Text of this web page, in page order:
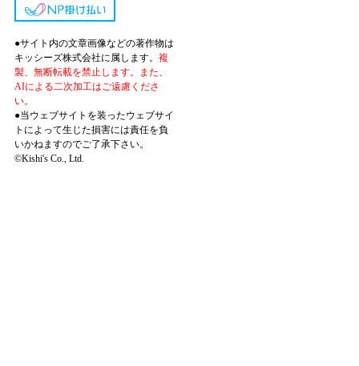
●サイト内の文章画像などの著作物は
キッシーズ株式会社に属します。 複
製、無断転載を禁止します。また、
AIによる二次加工はご遠慮くださ
い。
●当ウェブサイトを装ったウェブサイ
トによって生じた損害には責任を負
いかねますのでご了承下さい。
©Kishi's Co., Ltd.